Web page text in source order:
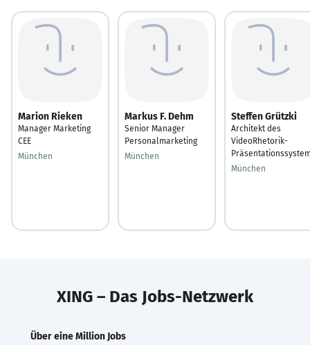
Marion Rieken
Manager Marketing
CEE
München
Markus F. Dehm
Senior Manager
Personalmarketing
München
Steffen Grützki
Architekt des
VideoRhetorik-
München
XING – Das Jobs-Netzwerk
Über eine Million Jobs